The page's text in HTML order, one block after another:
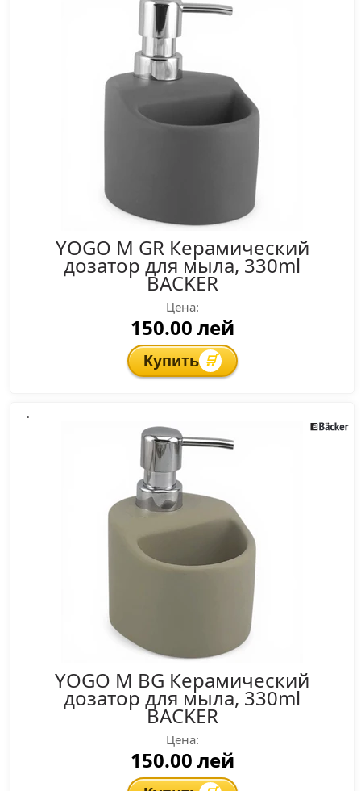
YOGO M GR Керамический
дозатор для мыла, 330ml
BACKER
Цена:
150.00 лей
Купить 🛒
YOGO M BG Керамический
дозатор для мыла, 330ml
BACKER
Цена:
150.00 лей